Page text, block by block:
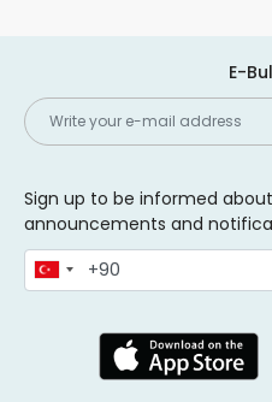
E-
Sign up to be informed
announcements and